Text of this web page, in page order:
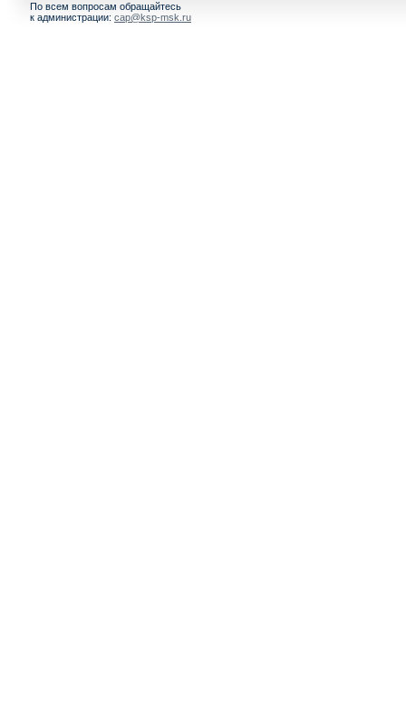
По всем вопросам обращайтесь
к администрации: cap@ksp-msk.ru